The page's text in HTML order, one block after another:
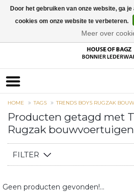
HOME TAGS TRENDS BOYS RUGZAK
Producten getagd met
Rugzak bouwvoertuigen
FILTER
Geen producten gevonden!...
Door het gebruiken van onze website, ga
cookies om onze website te verbeteren.
Meer over